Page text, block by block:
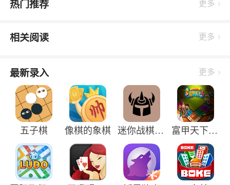
热门推荐 更多
相关阅读 更多
最新录入 更多
五子棋 像棋的象棋 迷你战棋最新版 富甲天下4手机版